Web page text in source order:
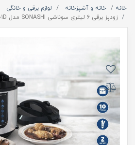
خانه خانه و آشپزخانه لوازم برقی و خانگی
زودپز برقی 6 لیتری سوناشی SONASHI مدل SPC-601D